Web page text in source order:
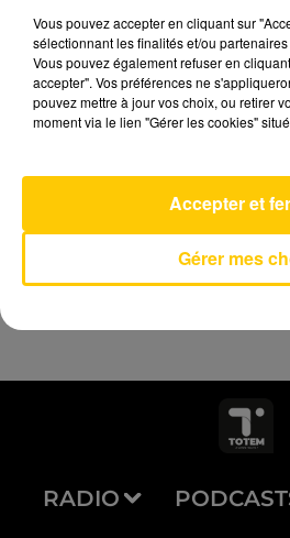
SAULE & CHARLIE
RADIO
Vous pouvez accepter en cliquant sur
sélectionnant les finalités et/ou
Vous pouvez également refuser en
accepter". Vos préférences ne
pouvez mettre à jour vos choix, ou retirer
moment via le lien "Gérer les cookies"
Gérer mes
Accepter et